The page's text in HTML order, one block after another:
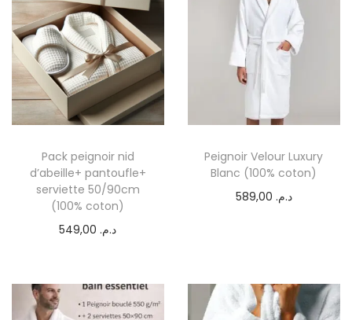
Pack peignoir nid
d’abeille+ pantoufle+
serviette 50/90cm
(100% coton)
د.م.549,00
Peignoir Velour Luxury
Blanc (100% coton)
د.م.